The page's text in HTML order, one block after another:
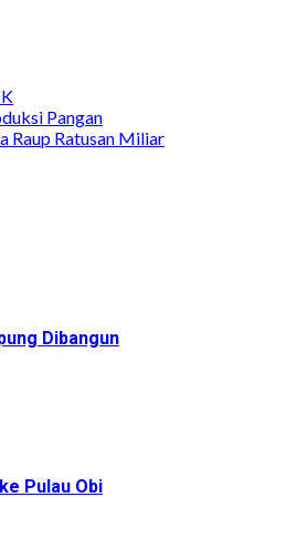
Pangan
Raup Ratusan Miliar
Dibangun
Pulau Obi